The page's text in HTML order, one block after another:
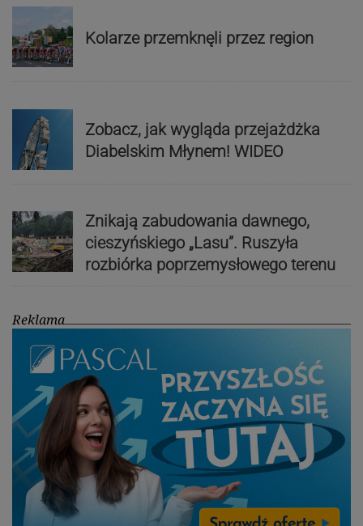
Kolarze przemknęli przez region
Zobacz, jak wygląda przejażdżka
Diabelskim Młynem! WIDEO
Znikają zabudowania dawnego,
cieszyńskiego „Lasu”. Ruszyła
rozbiórka poprzemysłowego terenu
Reklama